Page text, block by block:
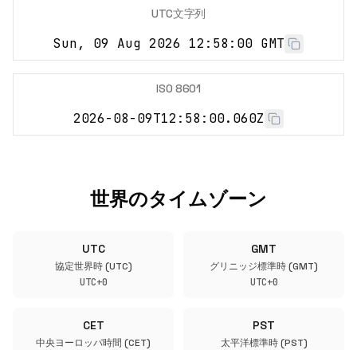
UTC文字列
Sun, 09 Aug 2026 12:58:00 GMT
ISO 8601
2026-08-09T12:58:00.060Z
世界のタイムゾーン
UTC
協定世界時 (UTC)
UTC+0
GMT
グリニッジ標準時 (GMT)
UTC+0
CET
中央ヨーロッパ時間 (CET)
PST
太平洋標準時 (PST)